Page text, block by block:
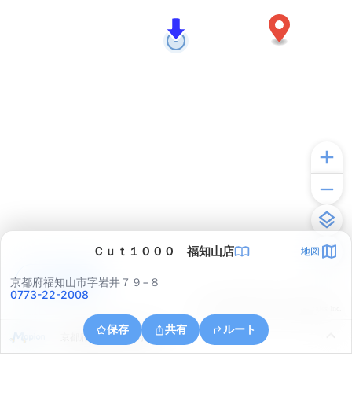
Ｃｕｔ１０００ 福知山店 地図
京都府福知山市字岩井７９−８
0773-22-2008
保存 共有 ルート
京都府福知山市奥野部
アプリで見る